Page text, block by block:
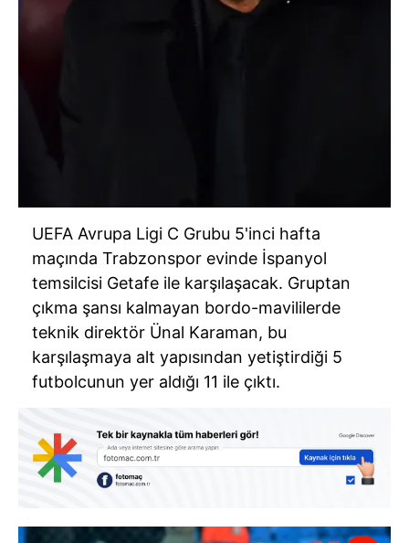
UEFA Avrupa Ligi C Grubu 5'inci hafta
maçında Trabzonspor evinde İspanyol
temsilcisi Getafe ile karşılaşacak. Gruptan
çıkma şansı kalmayan bordo-mavililerde
teknik direktör Ünal Karaman, bu
karşılaşmaya alt yapısından yetiştirdiği 5
futbolcunun yer aldığı 11 ile çıktı.